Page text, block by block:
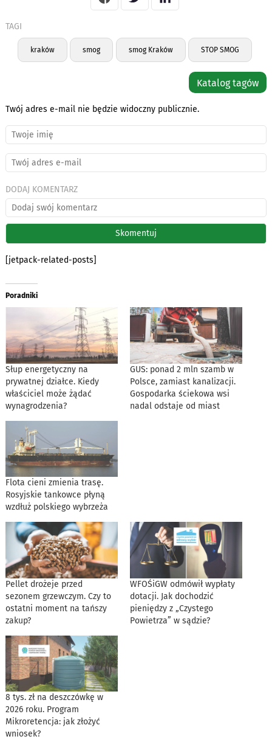
TAGI
kraków smog smog Kraków STOP SMOG
Katalog tagów
Twój adres e-mail nie będzie widoczny publicznie.
DODAJ KOMENTARZ
[jetpack-related-posts]
Poradniki
Słup energetyczny na
prywatnej działce. Kiedy
właściciel może żądać
wynagrodzenia?
GUS: ponad 2 mln szamb w
Polsce, zamiast kanalizacji.
Gospodarka ściekowa wsi
nadal odstaje od miast
Flota cieni zmienia trasę.
Rosyjskie tankowce płyną
wzdłuż polskiego wybrzeża
Pellet drożeje przed
sezonem grzewczym. Czy to
ostatni moment na tańszy
zakup?
WFOŚiGW odmówił wypłaty
dotacji. Jak dochodzić
pieniędzy z „Czystego
Powietrza” w sądzie?
8 tys. zł na deszczówkę w
2026 roku. Program
Mikroretencja: jak złożyć
wniosek?